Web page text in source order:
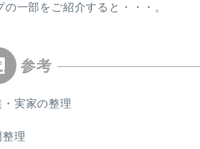
の一部をご紹介すると・・・。
・実家の整理
整理